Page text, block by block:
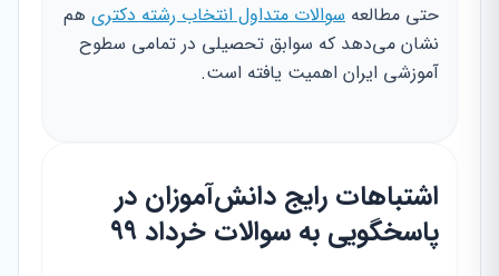
حتی مطالعه سوالات متداول انتخاب رشته دکتری هم
نشان می‌دهد که سوابق تحصیلی در تمامی سطوح
آموزشی ایران اهمیت یافته است.
اشتباهات رایج دانش‌آموزان در
پاسخگویی به سوالات خرداد ۹۹